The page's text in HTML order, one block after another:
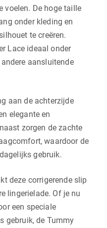
voelen. De hoge taille
onder kleding en
te creëren.
Lace ideaal onder
aansluitende
aan de achterzijde
elegante en
zorgen de zachte
waardoor de
gebruik.
deze corrigerende slip
lingerielade. Of je nu
een speciale
gebruik, de Tummy